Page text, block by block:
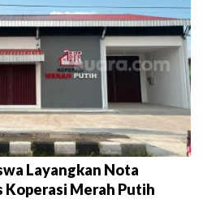
Layangkan Nota
Koperasi Merah Putih